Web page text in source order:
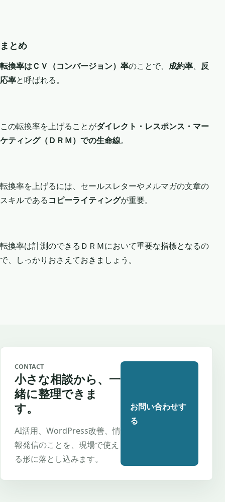
まとめ
転換率はＣＶ（コンバージョン）率のことで、 成約率、 反
応率と呼ばれる。
この転換率を上げることがダイレクト・レスポンス・マー
ケティング（ＤＲＭ）での生命線。
転換率を上げるには、セールスレターやメルマガの文章の
スキルであるコピーライティングが重要。
転換率は計測のできるＤＲＭにおいて重要な指標となるの
で、しっかりおさえておきましょう。
CONTACT
小さな相談から、一
緒に整理できま
す。
AI活用、WordPress改善、情
報発信のことを、現場で使え
る形に落とし込みます。
お問い合わせす
る